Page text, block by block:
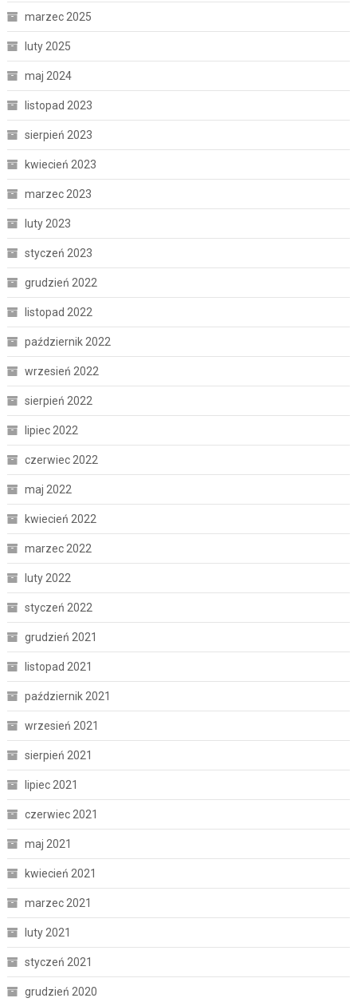
marzec 2025
luty 2025
maj 2024
listopad 2023
sierpień 2023
kwiecień 2023
marzec 2023
luty 2023
styczeń 2023
grudzień 2022
listopad 2022
październik 2022
wrzesień 2022
sierpień 2022
lipiec 2022
czerwiec 2022
maj 2022
kwiecień 2022
marzec 2022
luty 2022
styczeń 2022
grudzień 2021
listopad 2021
październik 2021
wrzesień 2021
sierpień 2021
lipiec 2021
czerwiec 2021
maj 2021
kwiecień 2021
marzec 2021
luty 2021
styczeń 2021
grudzień 2020